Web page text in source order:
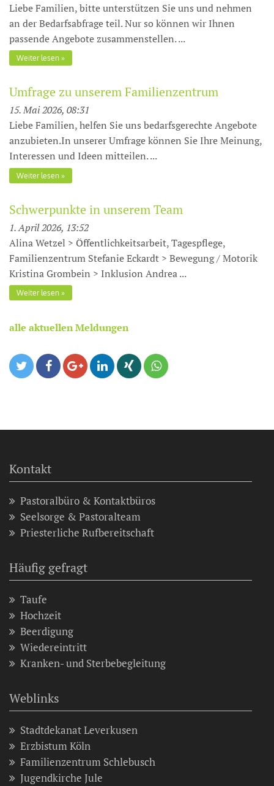
Liebe Familien, bitte unterstützen Sie uns und nehmen
an der Bedarfsabfrage teil. Nur so können wir Ihnen
passende Angebote zusammenstellen. ...
Weiter lesen
Umfrage zu unserem Familienzentrum
15. Mai 2026, 08:31
Liebe Familien, helfen Sie uns bedarfsgerechte Angebote
anzubieten.In unserer Umfrage können Sie Ihre Meinung,
Interessen und Ideen mitteilen. ...
Weiter lesen
Schwerpunkte in unserem Team
1. April 2026, 13:52
Alina Wetzel > Öffentlichkeitsarbeit, Tagespflege,
Familienzentrum Stefanie Eckardt > Bewegung / Motorik
Kristina Grombein > Inklusion Andrea ...
Weiter lesen
alle aktuellen Meldungen
Kontakt
Pastoralbüro & Kontaktbüros
Seelsorge & Pastoralteam
Priesterliche Rufbereitschaft
Häufig gefragt
Taufe
Hochzeit
Beerdigung
Wiedereintritt
Kranken- und Sterbebegleitung
Weblinks
Stadtdekanat Leverkusen
Erzbistum Köln
Familienzentrum Schlebusch
Jugendkirche Jule